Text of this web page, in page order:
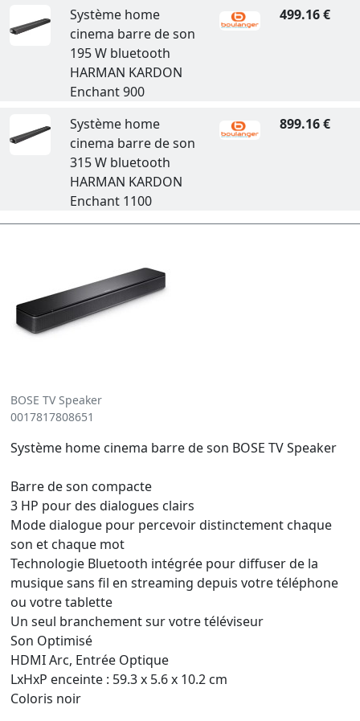
Système home
cinema barre de son
195 W bluetooth
HARMAN KARDON
Enchant 900
499.16 €
Système home
cinema barre de son
315 W bluetooth
HARMAN KARDON
Enchant 1100
899.16 €
BOSE TV Speaker
0017817808651
Système home cinema barre de son BOSE TV Speaker
Barre de son compacte
3 HP pour des dialogues clairs
Mode dialogue pour percevoir distinctement chaque
son et chaque mot
Technologie Bluetooth intégrée pour diffuser de la
musique sans fil en streaming depuis votre téléphone
ou votre tablette
Un seul branchement sur votre téléviseur
Son Optimisé
HDMI Arc, Entrée Optique
LxHxP enceinte : 59.3 x 5.6 x 10.2 cm
Coloris noir